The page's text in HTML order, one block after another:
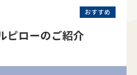
おすすめ
ピローのご紹介